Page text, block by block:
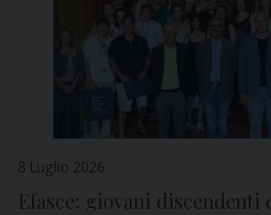
8 Luglio 2026
Efasce: giovani discendenti